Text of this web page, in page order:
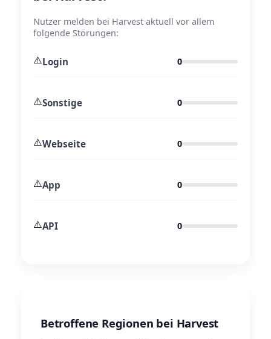
Nutzer melden bei Harvest aktuell vor allem
folgende Störungen:
⚠️Login 0
⚠️Sonstige 0
⚠️Webseite 0
⚠️App 0
⚠️API 0
Betroffene Regionen bei Harvest